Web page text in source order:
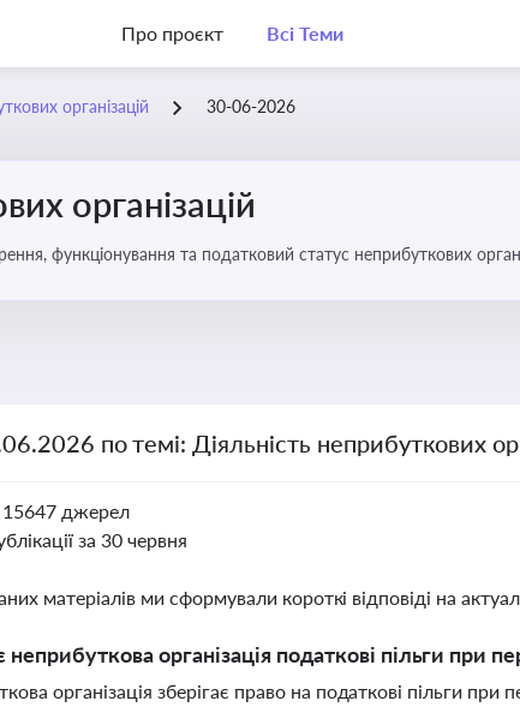
Про проєкт Всі Теми
організацій 30-06-2026
організацій
регулювання створення, функціонування та податковий статус неприбуткових
по темі: Діяльність неприбуткових
15647 джерел
за 30 червня
матеріалів ми сформували короткі відповіді на
неприбуткова організація податкові пільги при
організація зберігає право на податкові пільги при